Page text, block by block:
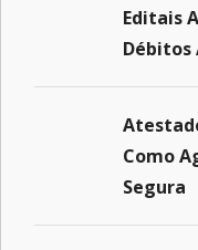
Editais
Débitos
Como
Segura